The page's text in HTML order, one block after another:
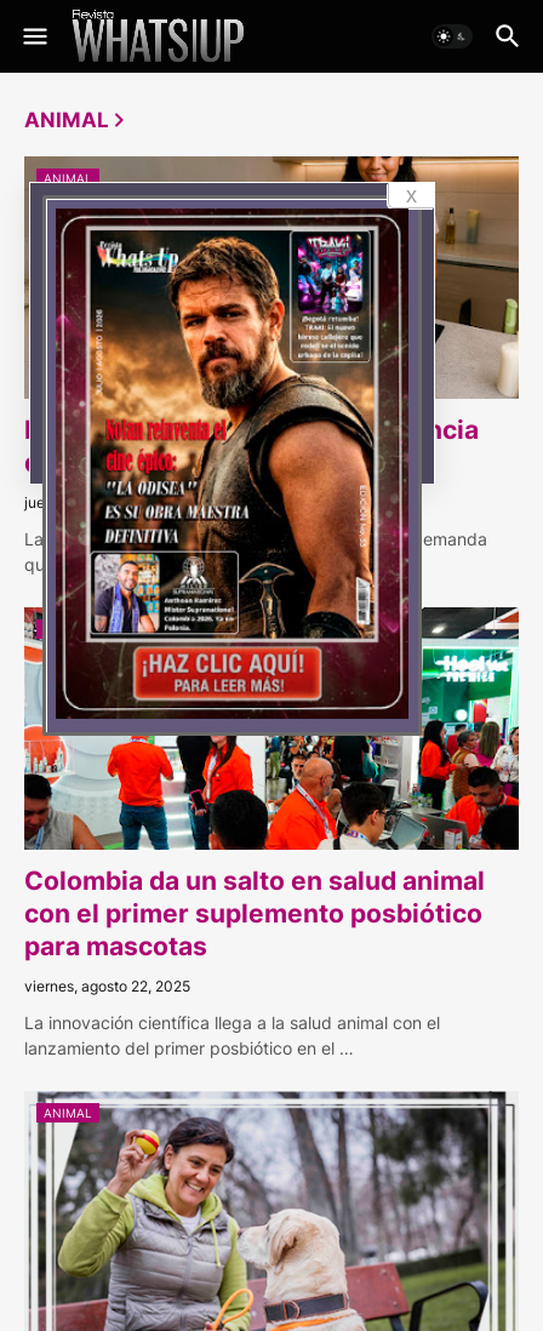
ANIMAL
ANIMAL
Bienestar animal: la nueva exigencia
del consumidor colombiano
jueves, agosto 28, 2025
La industria avícola comienza a adaptarse a una demanda
que ya no es marginal Una encuesta reali…
AGROCAMPO
Colombia da un salto en salud animal
con el primer suplemento posbiótico
para mascotas
viernes, agosto 22, 2025
La innovación científica llega a la salud animal con el
lanzamiento del primer posbiótico en el …
ANIMAL
x